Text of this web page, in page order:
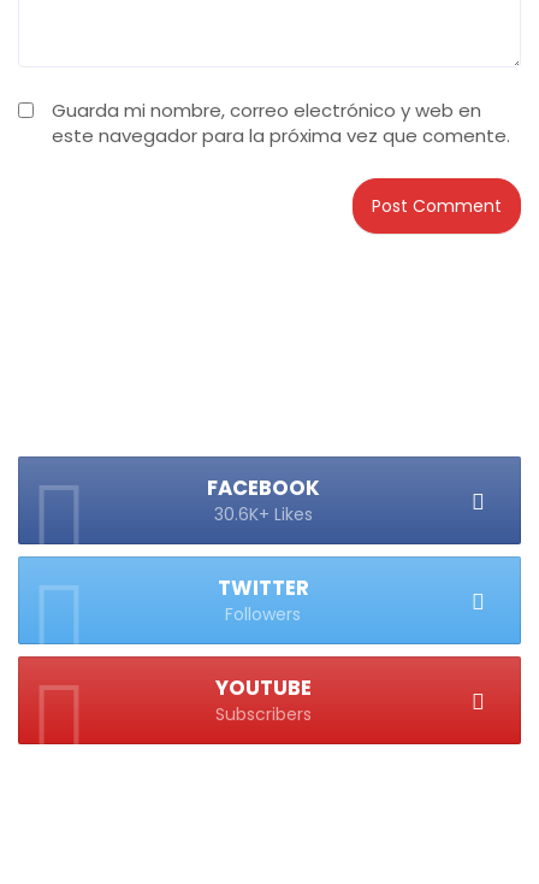
Guarda mi nombre, correo electrónico y web en
este navegador para la próxima vez que comente.
FACEBOOK
30.6K+ Likes
TWITTER
Followers
YOUTUBE
Subscribers